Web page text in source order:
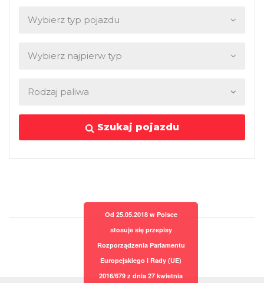
Szukaj pojazdu
Od 25.05.2018 w Polsce
stosuje się przepisy
Rozporządzenia Parlamentu
Europejskiego i Rady (UE)
2016/679 z dnia 27 kwietnia